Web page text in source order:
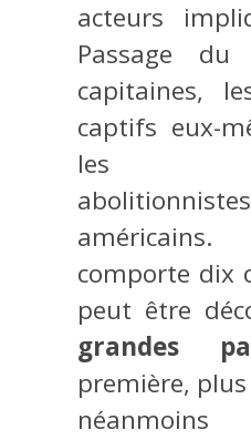
acteurs
Passage
capitaines,
captifs eux-
les
comporte dix
peut être
grandes
première,